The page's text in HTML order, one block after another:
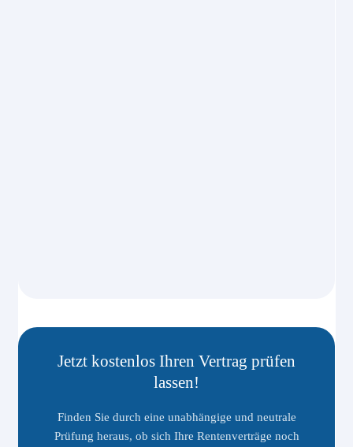
Jetzt kostenlos Ihren Vertrag prüfen
lassen!
Finden Sie durch eine unabhängige und neutrale
Prüfung heraus, ob sich Ihre Rentenverträge noch